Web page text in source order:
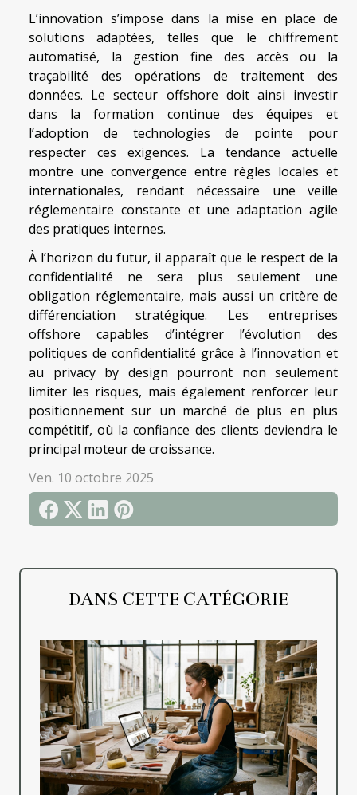
DANS CETTE CATÉGORIE
L’innovation s’impose dans la mise en place de
solutions adaptées, telles que le chiffrement
automatisé, la gestion fine des accès ou la
traçabilité des opérations de traitement des
données. Le secteur offshore doit ainsi investir
dans la formation continue des équipes et
l’adoption de technologies de pointe pour
respecter ces exigences. La tendance actuelle
montre une convergence entre règles locales et
internationales, rendant nécessaire une veille
réglementaire constante et une adaptation agile
des pratiques internes.
À l’horizon du futur, il apparaît que le respect de la
confidentialité ne sera plus seulement une
obligation réglementaire, mais aussi un critère de
différenciation stratégique. Les entreprises
offshore capables d’intégrer l’évolution des
politiques de confidentialité grâce à l’innovation et
au privacy by design pourront non seulement
limiter les risques, mais également renforcer leur
positionnement sur un marché de plus en plus
compétitif, où la confiance des clients deviendra le
principal moteur de croissance.
Ven. 10 octobre 2025